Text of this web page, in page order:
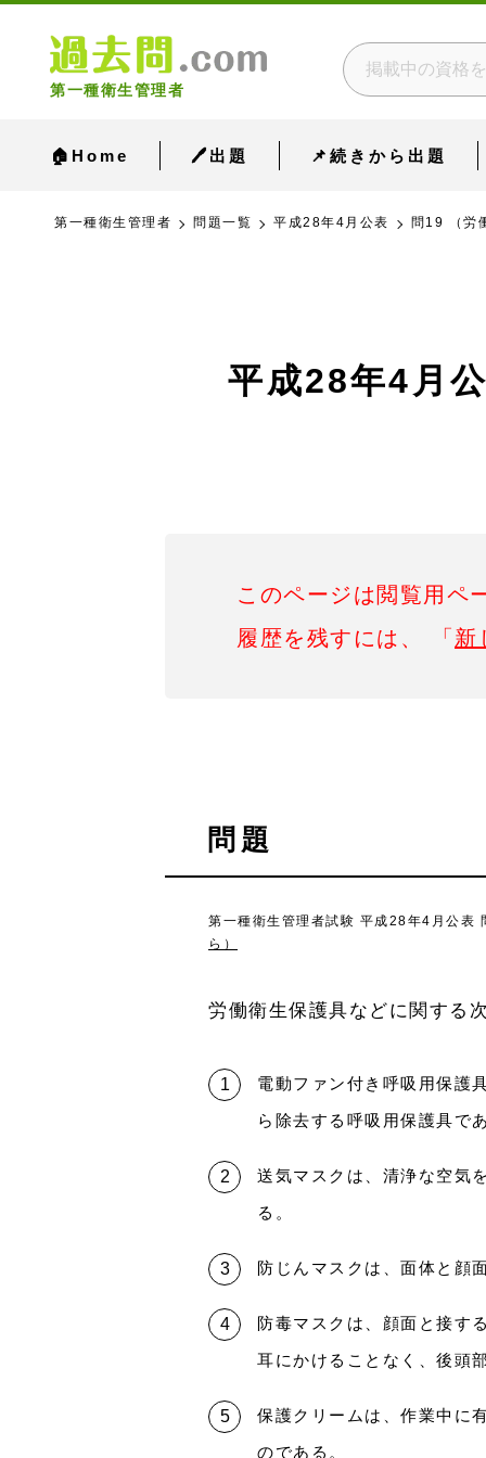
第一種衛生管理者
🏠Home 🖊出題 📌続きから出題
第一種衛生管理者 問題一覧 平成28年4月公表 問19 （労
平成28年4月
このページは閲覧用ペ
履歴を残すには、 「 新
問題
第一種衛生管理者試験 平成28年4月公
ら）
労働衛生保護具などに関する
電動ファン付き呼吸用保護
ら除去する呼吸用保護具で
送気マスクは、清浄な空気
る。
防じんマスクは、面体と顔
防毒マスクは、顔面と接す
耳にかけることなく、後頭
保護クリームは、作業中に
のである。